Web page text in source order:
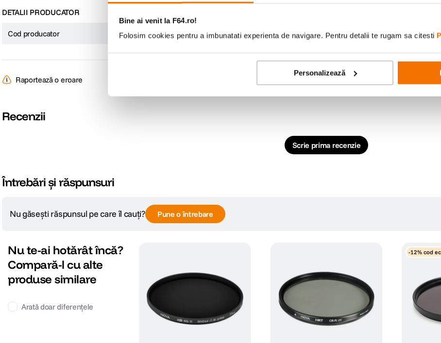
Bine ai venit la F64.ro!
Folosim cookies pentru a imbunatati experienta de navigare. Pentru detalii te rugam sa citesti
Personalizează
DETALII PRODUCATOR
Cod producator 24066057358
Raportează o eroare
Recenzii
Scrie prima recenzie
Întrebări și răspunsuri
Nu găsești răspunsul pe care îl cauți? Pune o întrebare
Nu te-ai hotărât încă?
Compară-l cu alte
produse similare
Arată doar diferențele
-12% cod